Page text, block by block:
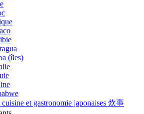
(îles)
et gastronomie japonaises 炊事